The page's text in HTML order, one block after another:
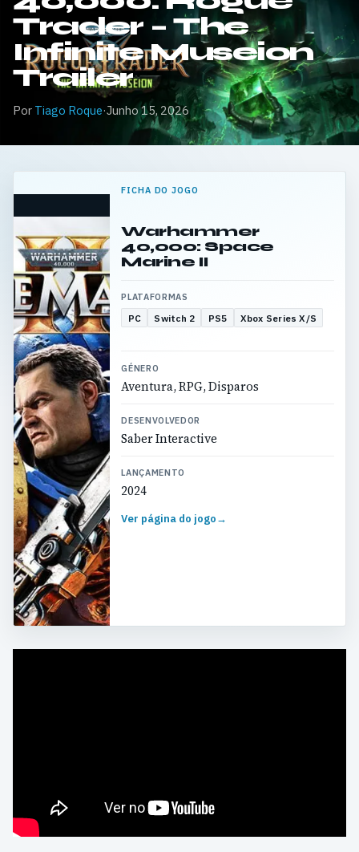
Trader – The
Infinite Museion
Trailer
Por Tiago Roque·Junho 15, 2026
FICHA DO JOGO
Warhammer
40,000: Space
Marine II
PLATAFORMAS
PC Switch 2 PS5 Xbox Series X/S
GÉNERO
Aventura, RPG, Disparos
DESENVOLVEDOR
Saber Interactive
LANÇAMENTO
2024
Ver página do jogo→